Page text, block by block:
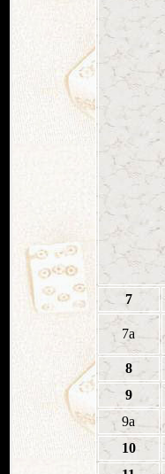
7
7a
8
9
9a
10